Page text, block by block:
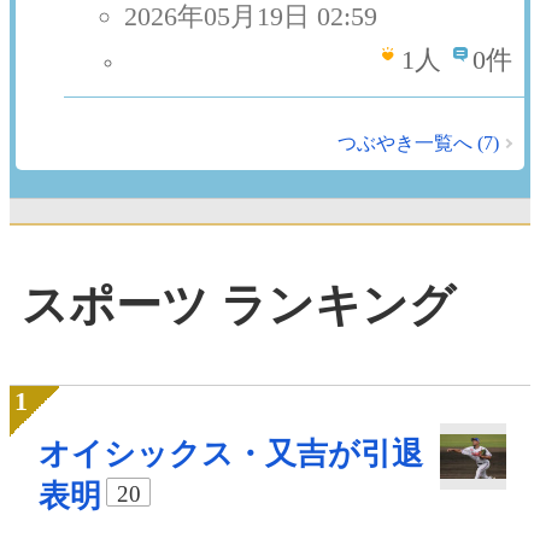
2026年05月19日 02:59
1人 0件
つぶやき一覧へ (7)
スポーツ ランキング
オイシックス・又吉が引退
表明
20